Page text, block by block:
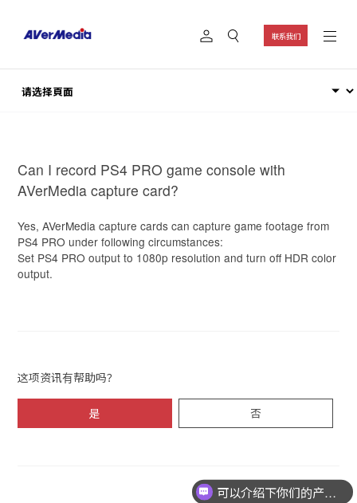
联系我们
Can I record PS4 PRO game console with
AVerMedia capture card?
Yes, AVerMedia capture cards can capture game footage from
PS4 PRO under following circumstances:
Set PS4 PRO output to 1080p resolution and turn off HDR color
output.
这项资讯有帮助吗？
是 否
可以介绍下你们的产品么